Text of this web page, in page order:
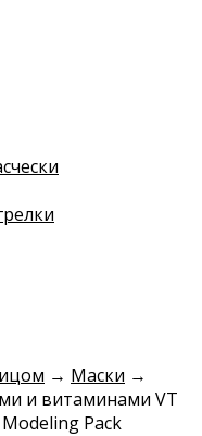
→ Маски →
и витаминами VT
Pack